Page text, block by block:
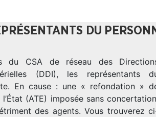
DU
du CSA de réseau des
(DDI), les représentants
En cause : une « refondation »
(ATE) imposée sans
des agents. Vous trouverez